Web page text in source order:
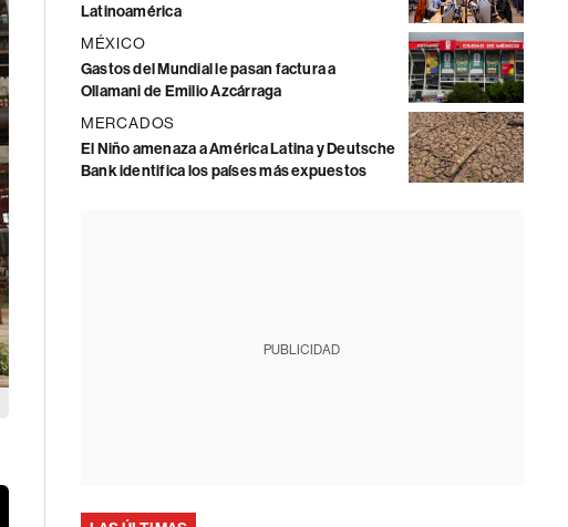
Latinoamérica
MÉXICO
Gastos del Mundial le pasan factura a
Ollamani de Emilio Azcárraga
MERCADOS
El Niño amenaza a América Latina y Deutsche
Bank identifica los países más expuestos
PUBLICIDAD